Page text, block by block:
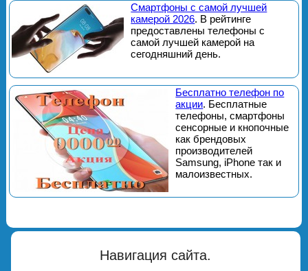
Смартфоны с самой лучшей
камерой 2026. В рейтинге
предоставлены телефоны с
самой лучшей камерой на
сегодняшний день.
Бесплатно телефон по
акции. Бесплатные
телефоны, смартфоны
сенсорные и кнопочные
как брендовых
производителей
Samsung, iPhone так и
малоизвестных.
Навигация сайта.